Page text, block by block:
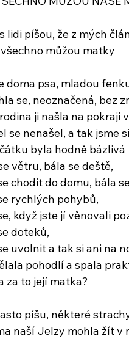
lidi píšou, že z mých
všechno můžou matky
doma psa, mladou
se, neoznačená, bez
ji našla na pokraji
se nenašel, a tak jsme
byla hodně bázlivá
větru, bála se deště,
chodit do domu, bála
rychlých pohybů,
když jste jí věnovali
doteků,
uvolnit a tak si ani na
pohodlí a spala
za to její matka?
píšu, některé
naší Jelzy mohla žít v